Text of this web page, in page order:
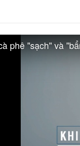
phê "sạch" và